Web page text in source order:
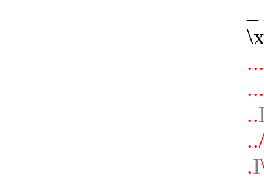
..
.I